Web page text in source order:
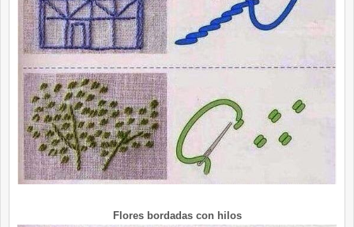
Flores bordadas con hilos